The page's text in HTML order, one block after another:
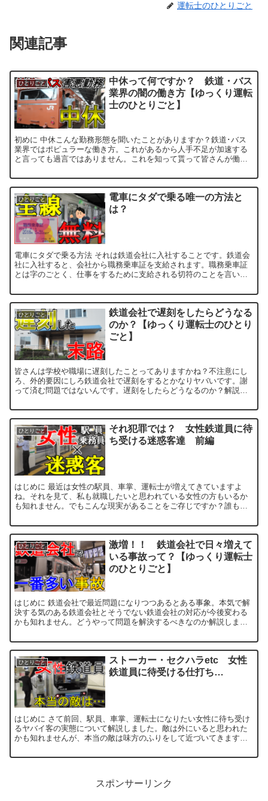
運転士のひとりごと
関連記事
ひとりごと
中休って何ですか？ 鉄道・バス
業界の闇の働き方【ゆっくり運転
士のひとりごと】
初めに 中休こんな勤務形態を聞いたことがありますか？鉄道･バス
業界ではポピュラーな働き方。これがあるから人手不足が加速する
と言っても過言ではありません。これを知って貰って皆さんが働き
ひとりごと
電車にタダで乗る唯一の方法と
は？
電車にタダで乗る方法 それは鉄道会社に入社することです。鉄道会
社に入社すると、会社から職務乗車証を支給されます。職務乗車証
とは字のごとく、仕事をするために支給される切符のことを言いま
ひとりごと
鉄道会社で遅刻をしたらどうなる
のか？【ゆっくり運転士のひとり
ごと】
皆さんは学校や職場に遅刻したことってありますかね？不注意にし
ろ、外的要因にしろ鉄道会社で遅刻をするとかなりヤバいです。謝
って済む問題ではないんです。遅刻をしたらどうなるのか？解説し
ひとりごと
それ犯罪では？ 女性鉄道員に待
ち受ける迷惑客達 前編
はじめに 最近は女性の駅員、車掌、運転士が増えてきていますよ
ね。それを見て、私も就職したいと思われている女性の方もいるか
も知れません。でもこんな現実があることをご存じですか？誰も教
ひとりごと
激増！！ 鉄道会社で日々増えて
いる事故って？【ゆっくり運転士
のひとりごと】
はじめに 鉄道会社で最近問題になりつつあるとある事象。本気で解
決する気のある鉄道会社とそうでない鉄道会社の対応が今後変わる
かも知れません。どうやって問題を解決するべきなのか解説しま
ひとりごと
ストーカー・セクハラetc 女性
鉄道員に待受ける仕打ち…
はじめに さて前回、駅員、車掌、運転士になりたい女性に待ち受け
るヤバイ客の実態について解説しました。敵は外にいると思われた
かも知れませんが、本当の敵は味方のふりをして近づいてきます。
スポンサーリンク